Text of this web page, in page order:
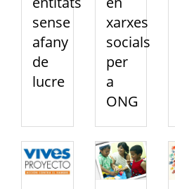
sense
afany
de
lucre
xarxes
socials
per
a
ONG